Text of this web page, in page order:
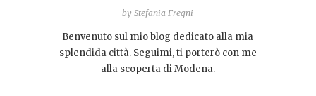
by Stefania Fregni
Benvenuto sul mio blog dedicato alla mia
splendida città. Seguimi, ti porterò con me
alla scoperta di Modena.